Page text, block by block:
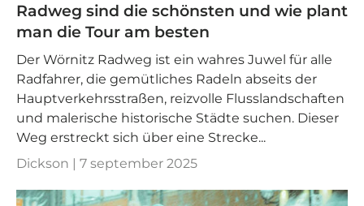
Radweg sind die schönsten und wie plant
man die Tour am besten
Der Wörnitz Radweg ist ein wahres Juwel für alle
Radfahrer, die gemütliches Radeln abseits der
Hauptverkehrsstraßen, reizvolle Flusslandschaften
und malerische historische Städte suchen. Dieser
Weg erstreckt sich über eine Strecke...
Dickson | 7 september 2025